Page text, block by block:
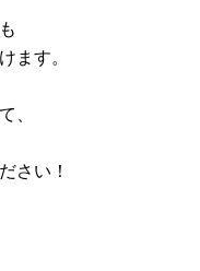
ます。
、
さい！
■